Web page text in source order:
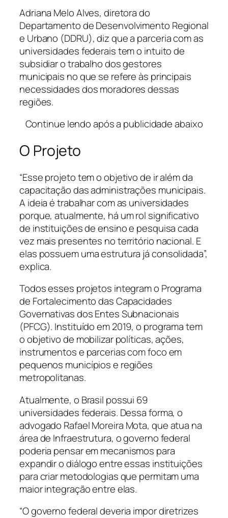
Adriana Melo Alves, diretora do
Departamento de Desenvolvimento Regional
e Urbano (DDRU), diz que a parceria com as
universidades federais tem o intuito de
subsidiar o trabalho dos gestores
municipais no que se refere às principais
necessidades dos moradores dessas
regiões.
Continue lendo após a publicidade abaixo
O Projeto
“Esse projeto tem o objetivo de ir além da
capacitação das administrações municipais.
A ideia é trabalhar com as universidades
porque, atualmente, há um rol significativo
de instituições de ensino e pesquisa cada
vez mais presentes no território nacional. E
elas possuem uma estrutura já consolidada”,
explica.
Todos esses projetos integram o Programa
de Fortalecimento das Capacidades
Governativas dos Entes Subnacionais
(PFCG). Instituído em 2019, o programa tem
o objetivo de mobilizar políticas, ações,
instrumentos e parcerias com foco em
pequenos municípios e regiões
metropolitanas.
Atualmente, o Brasil possui 69
universidades federais. Dessa forma, o
advogado Rafael Moreira Mota, que atua na
área de Infraestrutura, o governo federal
poderia pensar em mecanismos para
expandir o diálogo entre essas instituições
para criar metodologias que permitam uma
maior integração entre elas.
“O governo federal deveria impor diretrizes